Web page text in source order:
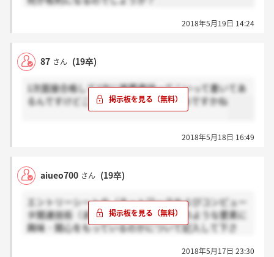
2018年5月19日 14:24
87 さん (19卒)
1次面接合格して2次に推薦書持ってこいって書いてあ
るんですけどこれって提出しないとだめですかね
2018年5月18日 16:49
aiueo700 さん (19卒)
エントリーシートの（ネットワークおよびコンピュー
タ関連技術（または理工系科目）のどのような要素に
興味・関心をもっているのかについて記入して下さ
2018年5月17日 23:30